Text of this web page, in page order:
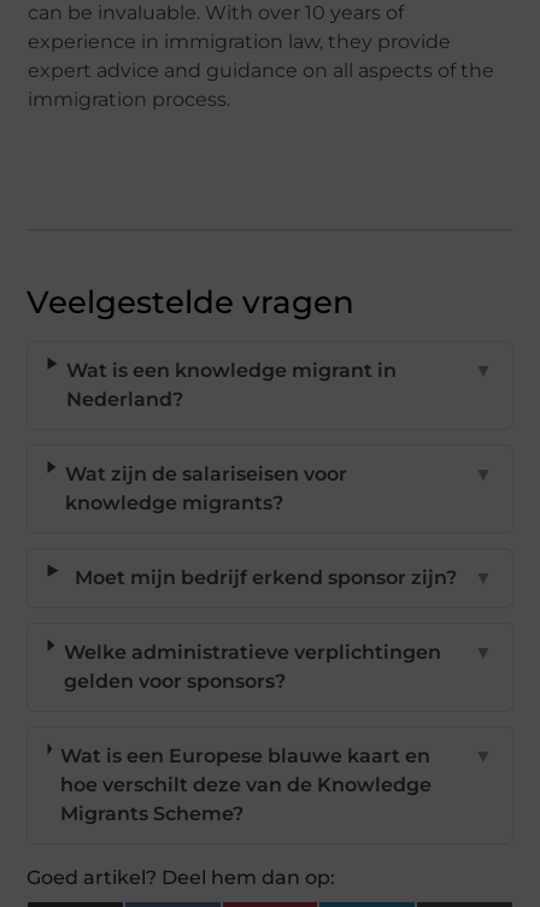
can be invaluable. With over 10 years of
experience in immigration law, they provide
expert advice and guidance on all aspects of the
immigration process.
Veelgestelde vragen
Wat is een knowledge migrant in
Nederland?
▼
Wat zijn de salariseisen voor
knowledge migrants?
▼
Moet mijn bedrijf erkend sponsor zijn? ▼
Welke administratieve verplichtingen
gelden voor sponsors?
▼
Wat is een Europese blauwe kaart en
hoe verschilt deze van de Knowledge
Migrants Scheme?
▼
Goed artikel? Deel hem dan op: